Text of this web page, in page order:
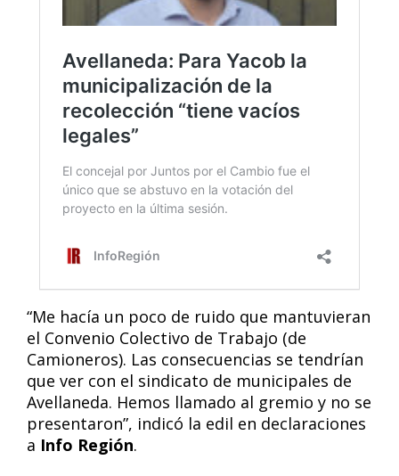
“Me hacía un poco de ruido que mantuvieran
el Convenio Colectivo de Trabajo (de
Camioneros). Las consecuencias se tendrían
que ver con el sindicato de municipales de
Avellaneda. Hemos llamado al gremio y no se
presentaron”, indicó la edil en declaraciones
a Info Región.